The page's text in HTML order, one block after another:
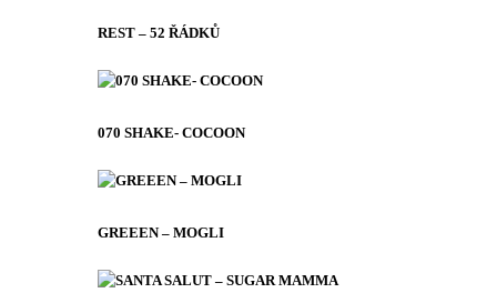
REST – 52 ŘÁDKŮ
070 SHAKE- COCOON
GREEEN – MOGLI